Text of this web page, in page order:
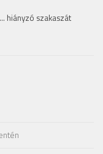
hiányzó szakaszát